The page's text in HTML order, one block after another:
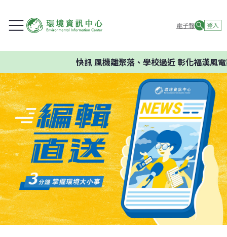
電子報 登入
快訊風機離聚落、學校過近 彰化福漢風電